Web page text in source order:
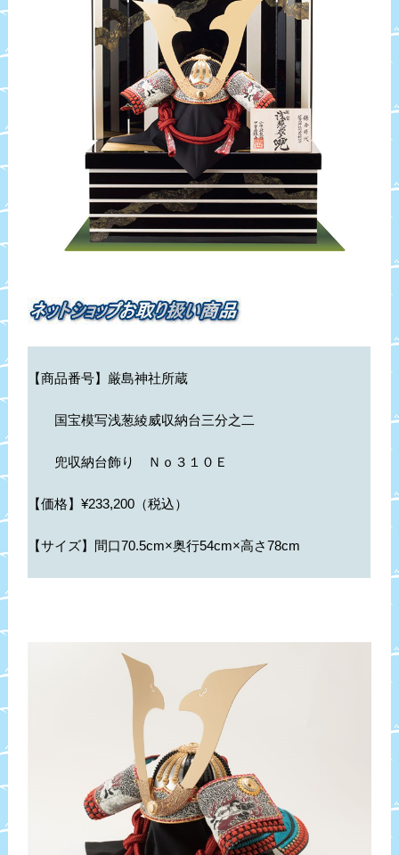
【商品番号】厳島神社所蔵
国宝模写浅葱綾威収納台三分之二
兜収納台飾り Ｎｏ３１０Ｅ
【価格】¥233,200（税込）
【サイズ】間口70.5cm×奥行54cm×高さ78cm